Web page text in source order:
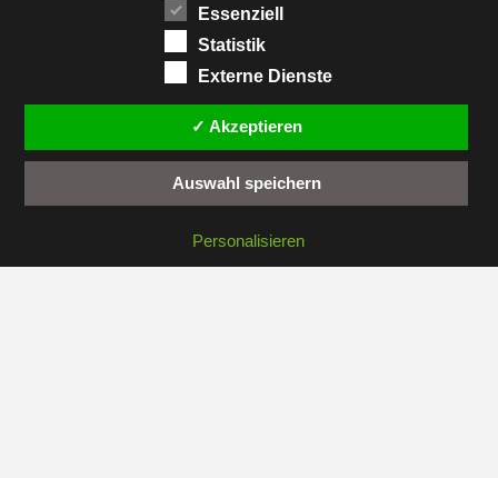
Sitemap
Essenziell
Statistik
Externe Dienste
✓ Akzeptieren
Auswahl speichern
Personalisieren